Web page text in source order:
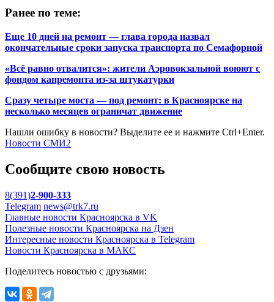
Ранее по теме:
Еще 10 дней на ремонт — глава города назвал
окончательные сроки запуска транспорта по Семафорной
«Всё равно отвалится»: жители Аэровокзальной воюют с
фондом капремонта из-за штукатурки
Сразу четыре моста — под ремонт: в Красноярске на
несколько месяцев ограничат движение
Нашли ошибку в новости? Выделите ее и нажмите Ctrl+Enter.
Новости СМИ2
Сообщите свою новость
8(391)2-900-333
Telegram news@trk7.ru
Главные новости Красноярска в VK
Полезные новости Красноярска на Дзен
Интересные новости Красноярска в Telegram
Новости Красноярска в МАКС
Поделитесь новостью с друзьями: